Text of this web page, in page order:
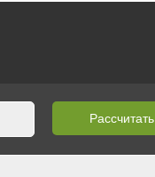
Рассчитать